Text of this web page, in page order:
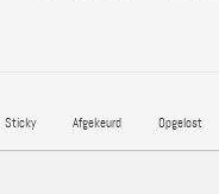
Sticky Afgekeurd Opgelost